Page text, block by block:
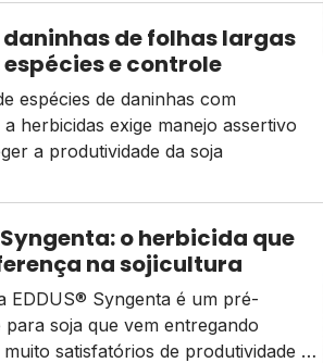
de folhas largas
espécies e controle
espécies de daninhas com
a herbicidas exige manejo assertivo
a produtividade da soja
Syngenta: o herbicida que
na sojicultura
EDDUS® Syngenta é um pré-
para soja que vem entregando
satisfatórios de produtividade e